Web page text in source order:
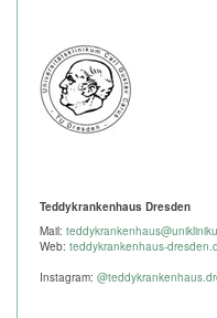
Teddykrankenhaus Dresden
Mail:
Web: teddykrankenhaus-
Instagram: